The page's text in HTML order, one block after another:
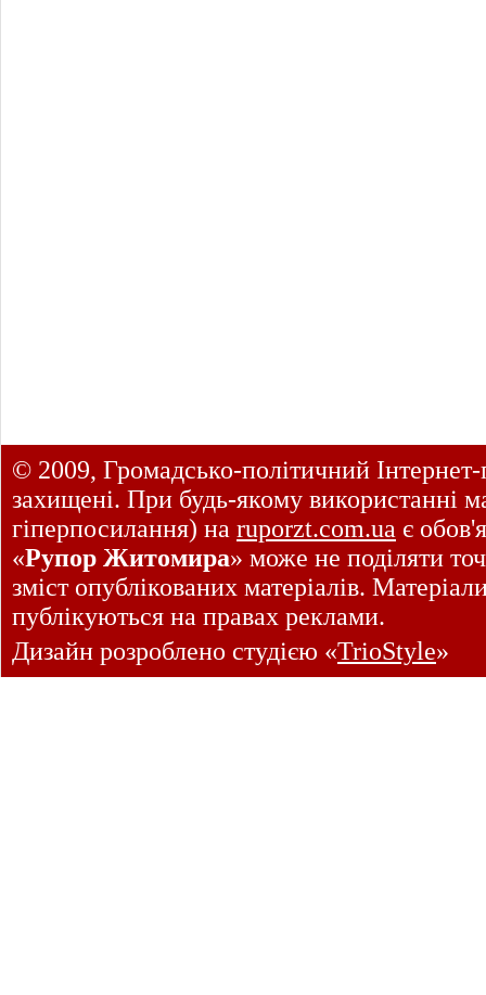
© 2009, Громадсько-політичний
захищені. При будь-якому використанні
гіперпосилання) на ruporzt.com.ua є
«Рупор Житомира» може не поділяти
зміст опублікованих матеріалів.
публікуються на правах реклами.
Дизайн розроблено студією «TrioStyle»